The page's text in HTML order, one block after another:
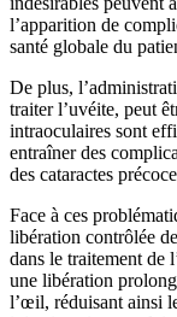
l’apparition de
santé globale du
De plus,
traiter l’uvéite, peut
intraoculaires sont
entraîner des
des cataractes
Face à ces
libération contrôlée
dans le traitement de
une libération
l’œil, réduisant ainsi